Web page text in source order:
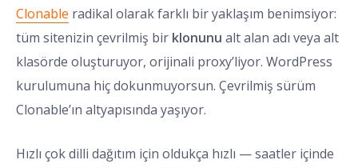
Clonable radikal olarak farklı bir yaklaşım benimsiyor:
tüm sitenizin çevrilmiş bir klonunu alt alan adı veya alt
klasörde oluşturuyor, orijinali proxy’liyor. WordPress
kurulumuna hiç dokunmuyorsun. Çevrilmiş sürüm
Clonable’ın altyapısında yaşıyor.
Hızlı çok dilli dağıtım için oldukça hızlı — saatler içinde